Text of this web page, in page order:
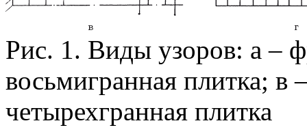
Рис. 1. Виды узоров: а –
восьмигранная плитка; в
четырехгранная плитка